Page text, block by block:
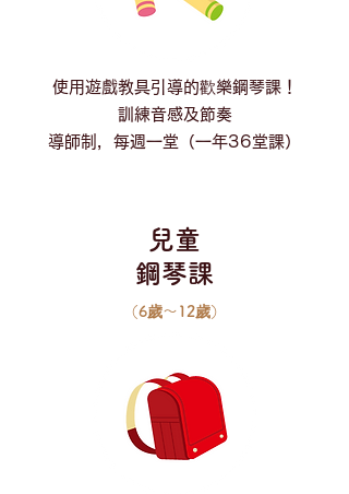
使用遊戲教具引導的歡樂鋼琴課！
訓練音感及節奏
導師制，每週一堂（一年36堂課）
​兒童
​鋼琴課
（6歲～12歲）